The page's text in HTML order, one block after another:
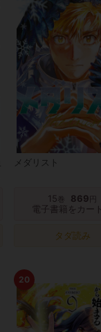
メダリスト
15 巻 869 円
電子書籍をカー
タダ読み
20